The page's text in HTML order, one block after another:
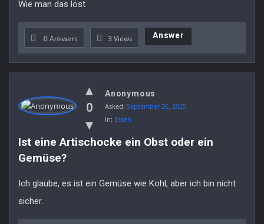
Wie man das löst
0 Answers 3 Views Answer
0
Anonymous
Asked: September 26, 2025
In: Essen
Ist eine Artischocke ein Obst oder ein
Gemüse?
Ich glaube, es ist ein Gemüse wie Kohl, aber ich bin nicht
sicher.